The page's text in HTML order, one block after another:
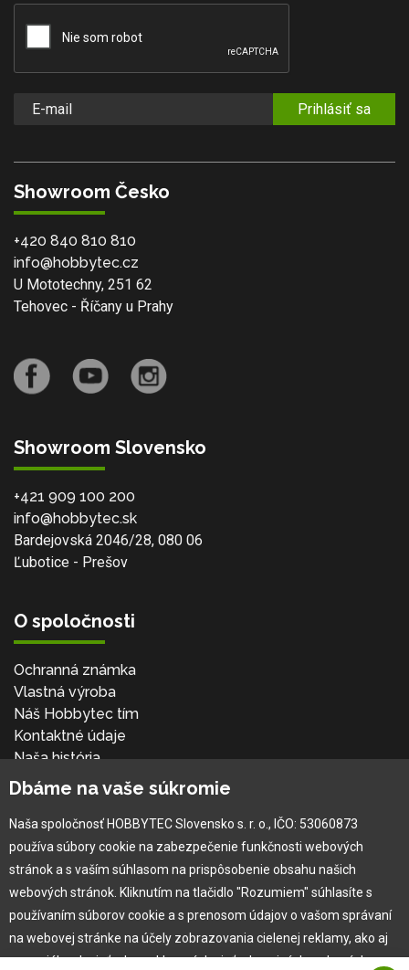
Prihlásiť sa
Showroom Česko
+420 840 810 810
info@hobbytec.cz
U Mototechny, 251 62
Tehovec - Říčany u Prahy
Showroom Slovensko
+421 909 100 200
info@hobbytec.sk
Bardejovská 2046/28, 080 06
Ľubotice - Prešov
O spoločnosti
Ochranná známka
Vlastná výroba
Náš Hobbytec tím
Kontaktné údaje
Naša história
Kariéra
Pre zákazníka
Garancia najlepšej ceny
Užívateľský manuál
Obchodné podmienky
Zákazník & partner
Dbáme na vaše súkromie
Naša spoločnosť HOBBYTEC Slovensko s. r. o., IČO: 53060873
používa súbory cookie na zabezpečenie funkčnosti webových
stránok a s vaším súhlasom na prispôsobenie obsahu našich
webových stránok. Kliknutím na tlačidlo "Rozumiem" súhlasíte s
používaním súborov cookie a s prenosom údajov o vašom správaní
na webovej stránke na účely zobrazovania cielenej reklamy, ako aj
na sociálnych sieťach a reklamných sieťach na iných webových